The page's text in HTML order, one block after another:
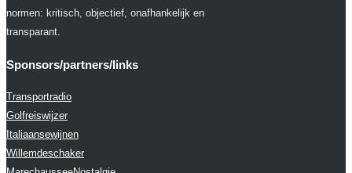
normen: kritisch, objectief, onafhankelijk en
transparant.
Sponsors/partners/links
Transportradio
Golfreiswijzer
Italiaansewijnen
Willemdeschaker